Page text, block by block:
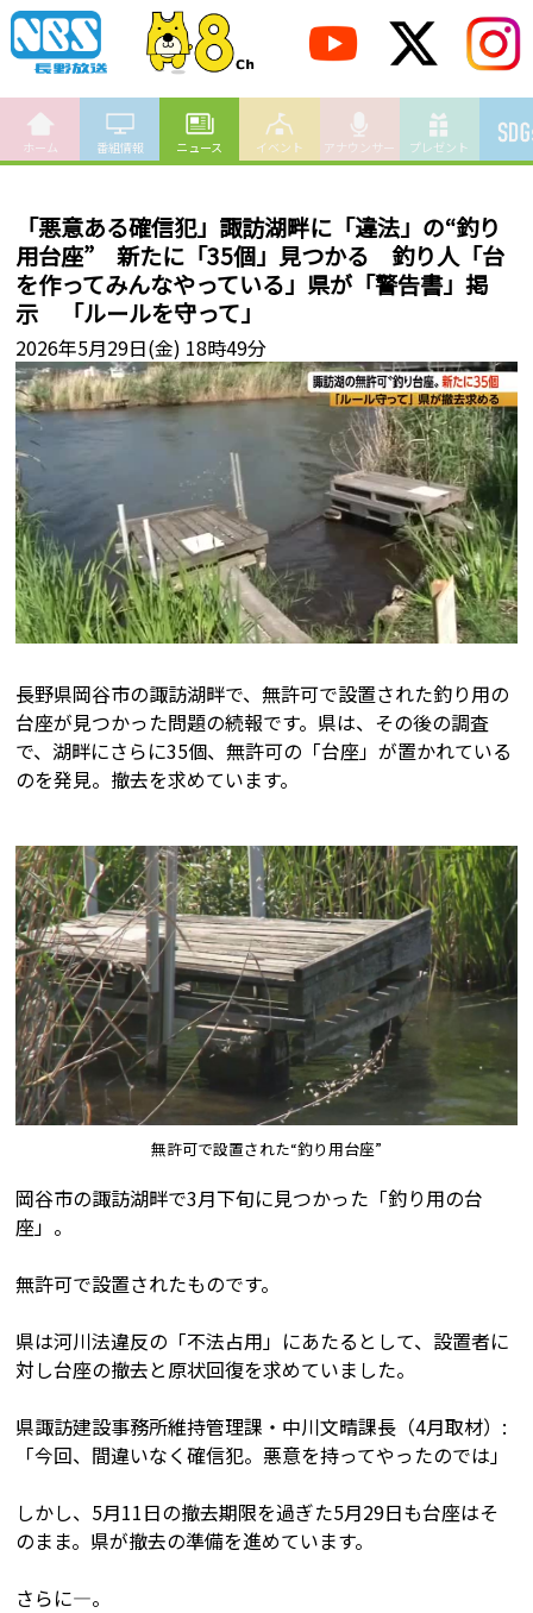
ホーム 番組情報 ニュース イベント アナウンサー プレゼント
「悪意ある確信犯」諏訪湖畔に「違法」の“釣り
用台座” 新たに「35個」見つかる 釣り人「台
を作ってみんなやっている」県が「警告書」掲
示 「ルールを守って」
2026年5月29日(金) 18時49分
長野県岡谷市の諏訪湖畔で、無許可で設置された釣り用の
台座が見つかった問題の続報です。県は、その後の調査
で、湖畔にさらに35個、無許可の「台座」が置かれている
のを発見。撤去を求めています。
無許可で設置された“釣り用台座”
岡谷市の諏訪湖畔で3月下旬に見つかった「釣り用の台
座」。
無許可で設置されたものです。
県は河川法違反の「不法占用」にあたるとして、設置者に
対し台座の撤去と原状回復を求めていました。
県諏訪建設事務所維持管理課・中川文晴課長（4月取材）:
「今回、間違いなく確信犯。悪意を持ってやったのでは」
しかし、5月11日の撤去期限を過ぎた5月29日も台座はそ
のまま。県が撤去の準備を進めています。
さらに―。